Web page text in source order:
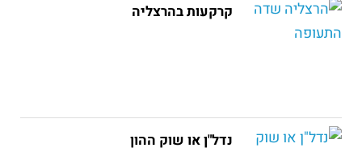
קרקעות בהרצליה
נדל"ן או שוק ההון